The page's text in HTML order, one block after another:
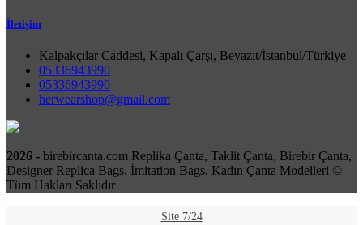
İletişim
Kalpakçılar Caddesi, Kapalı Çarşı, Beyazıt/İstanbul/Türkiye
05336943990
05336943990
herwearshop@gmail.com
2026 - birebircanta.com Replika Çanta, Taklit Çanta, Birebir Çanta,
Designer Replica Bags, İmitation Bags, Kadın Çanta Modelleri ©
Tüm Hakları Saklıdır
Site 7/24